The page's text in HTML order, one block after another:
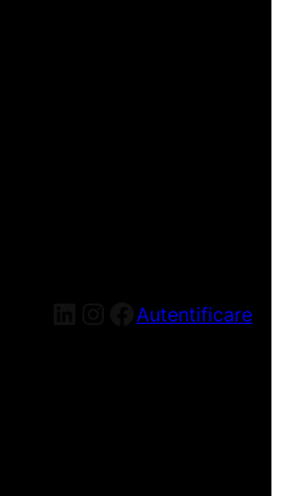
LinkedIn
Instagram
Facebook
Autentificare